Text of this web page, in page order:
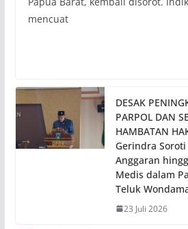
mencuat
DESAK
PARPOL DAN
HAMBATAN
Gerindra
Anggaran
Medis dalam
Teluk
23 Juli 2026